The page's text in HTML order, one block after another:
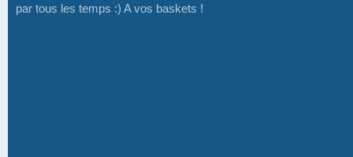
par tous les temps :) A vos baskets !